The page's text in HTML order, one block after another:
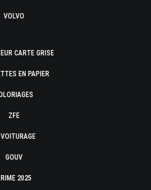
VOLVO
CARTE GRISE
EN PAPIER
ZFE
GOUV
2025